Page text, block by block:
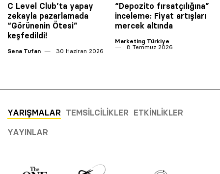
C Level Club’ta yapay
zekayla pazarlamada
“Görünenin Ötesi”
keşfedildi!
Sena Tufan 30 Haziran 2026
“Depozito fırsatçılığına”
inceleme: Fiyat artışları
mercek altında
Marketing Türkiye
8 Temmuz 2026
YARIŞMALAR TEMSILCILIKLER ETKINLIKLER
YAYINLAR